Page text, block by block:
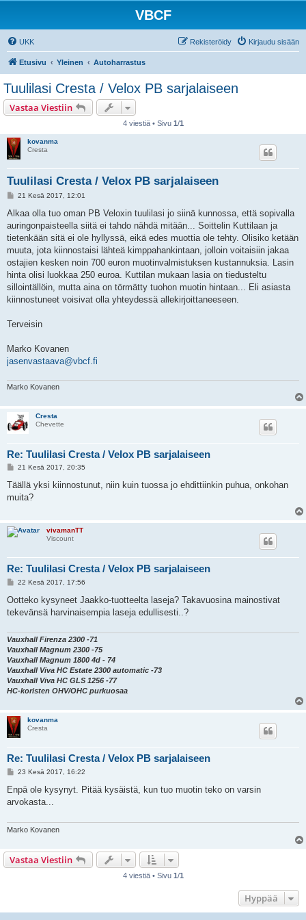
VBCF
UKK Kirjaudu sisään
Rekisteröidy
Etusivu Yleinen Autoharrastus
Tuulilasi Cresta / Velox PB sarjalaiseen
Vastaa Viestiin
4 viestiä • Sivu 1/1
kovanma
Cresta
Tuulilasi Cresta / Velox PB sarjalaiseen
V
e
t
i
21 Kesä 2017, 12:01
Alkaa olla tuo oman PB Veloxin tuulilasi jo siinä kunnossa, että sopivalla
auringonpaisteella siitä ei tahdo nähdä mitään... Soittelin Kuttilaan ja
tietenkään sitä ei ole hyllyssä, eikä edes muottia ole tehty. Olisiko ketään
muuta, jota kiinnostaisi lähteä kimppahankintaan, jolloin voitaisiin jakaa
ostajien kesken noin 700 euron muotinvalmistuksen kustannuksia. Lasin
hinta olisi luokkaa 250 euroa. Kuttilan mukaan lasia on tiedusteltu
sillointällöin, mutta aina on törmätty tuohon muotin hintaan... Eli asiasta
kiinnostuneet voisivat olla yhteydessä allekirjoittaneeseen.
Terveisin
Marko Kovanen
jasenvastaava@vbcf.fi
Marko Kovanen
Cresta
Chevette
Re: Tuulilasi Cresta / Velox PB sarjalaiseen
V
e
t
21 Kesä 2017, 20:35
Täällä yksi kiinnostunut, niin kuin tuossa jo ehdittiinkin puhua, onkohan
muita?
vivamanTT
Viscount
Re: Tuulilasi Cresta / Velox PB sarjalaiseen
V
e
t
22 Kesä 2017, 17:56
Ootteko kysyneet Jaakko-tuotteelta laseja? Takavuosina mainostivat
tekevänsä harvinaisempia laseja edullisesti..?
Vauxhall Firenza 2300 -71
Vauxhall Magnum 2300 -75
Vauxhall Magnum 1800 4d - 74
Vauxhall Viva HC Estate 2300 automatic -73
Vauxhall Viva HC GLS 1256 -77
HC-koristen OHV/OHC purkuosaa
kovanma
Cresta
Re: Tuulilasi Cresta / Velox PB sarjalaiseen
V
e
s
t
23 Kesä 2017, 16:22
Enpä ole kysynyt. Pitää kysäistä, kun tuo muotin teko on varsin
arvokasta...
Marko Kovanen
Vastaa Viestiin
4 viestiä • Sivu 1/1
Hyppää